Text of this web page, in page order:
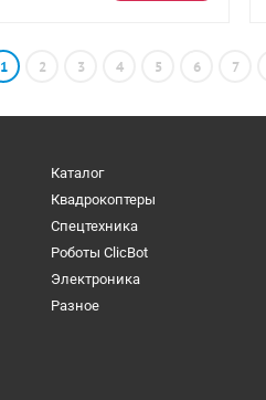
1 2 3 4 5 6 7
Каталог
Квадрокоптеры
Спецтехника
Роботы ClicBot
Электроника
Разное